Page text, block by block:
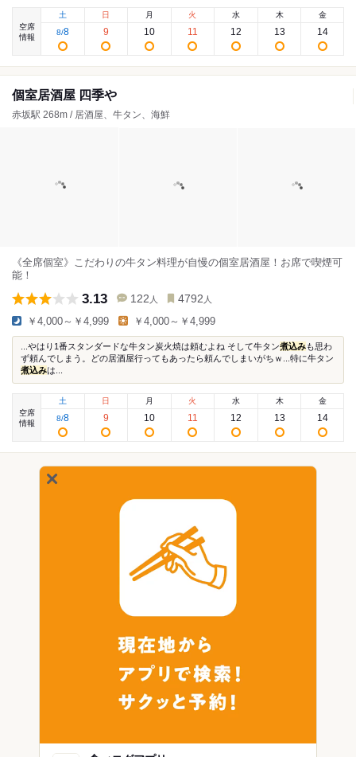
空席
情報
土
8/8
日
9
月
10
火
11
水
12
木
13
金
14
個室居酒屋 四季や
赤坂駅 268m / 居酒屋、牛タン、海鮮
《全席個室》こだわりの牛タン料理が自慢の個室居酒屋！お席で喫煙可
能！
3.13 122 人 4792 人
￥4,000～￥4,999 ￥4,000～￥4,999
...やはり1番スタンダードな牛タン炭火焼は頼むよね そして牛タン煮込みも思わ
ず頼んでしまう。どの居酒屋行ってもあったら頼んでしまいがちｗ...特に牛タン
煮込みは...
空席
情報
土
8/8
日
9
月
10
火
11
水
12
木
13
金
14